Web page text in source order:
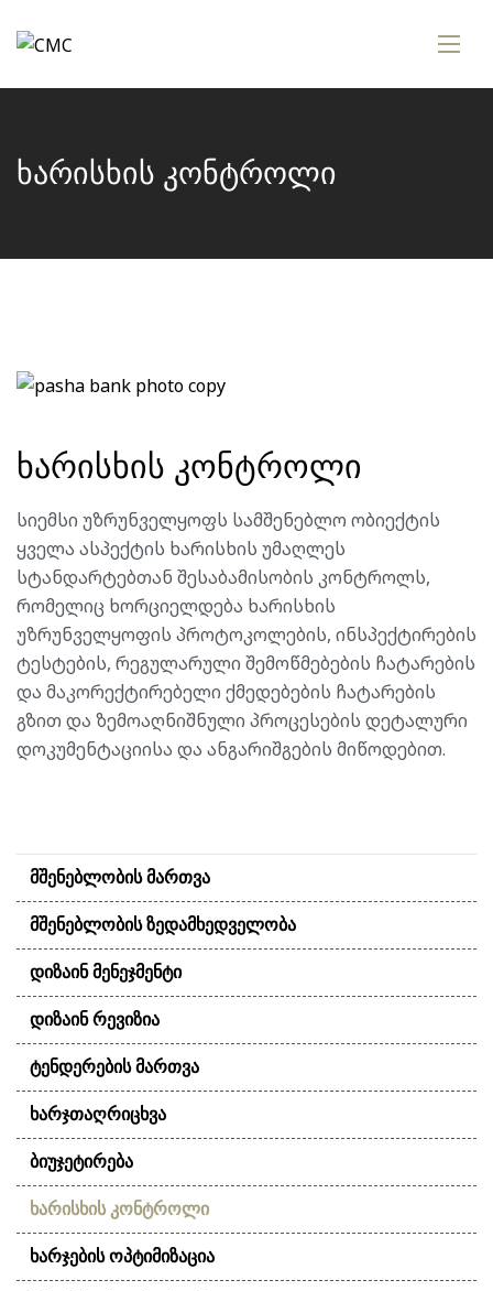
ხარისხის კონტროლი
ᲛᲨᲔᲜᲔᲑᲚᲝᲑᲘᲡ ᲛᲐᲠᲗᲕᲐ
ᲛᲨᲔᲜᲔᲑᲚᲝᲑᲘᲡ ᲖᲔᲓᲐᲛᲮᲔᲓᲕᲔᲚᲝᲑᲐ
ᲓᲘᲖᲐᲘᲜ ᲛᲔᲜᲔᲯᲛᲔᲜᲢᲘ
ᲓᲘᲖᲐᲘᲜ ᲠᲔᲕᲘᲖᲘᲐ
ᲢᲔᲜᲓᲔᲠᲔᲑᲘᲡ ᲛᲐᲠᲗᲕᲐ
ᲮᲐᲠᲯᲗᲐᲦᲠᲘᲪᲮᲕᲐ
ᲑᲘᲣᲯᲔᲢᲘᲠᲔᲑᲐ
ᲮᲐᲠᲘᲡᲮᲘᲡ ᲙᲝᲜᲢᲠᲝᲚᲘ
ᲮᲐᲠᲯᲔᲑᲘᲡ ᲝᲞᲢᲘᲛᲘᲖᲐᲪᲘᲐ
ხარისხის კონტროლი
სიემსი უზრუნველყოფს სამშენებლო ობიექტის
ყველა ასპექტის ხარისხის უმაღლეს
სტანდარტებთან შესაბამისობის კონტროლს,
რომელიც ხორციელდება ხარისხის
უზრუნველყოფის პროტოკოლების, ინსპექტირების
ტესტების, რეგულარული შემოწმებების ჩატარების
და მაკორექტირებელი ქმედებების ჩატარების
გზით და ზემოაღნიშნული პროცესების დეტალური
დოკუმენტაციისა და ანგარიშგების მიწოდებით.